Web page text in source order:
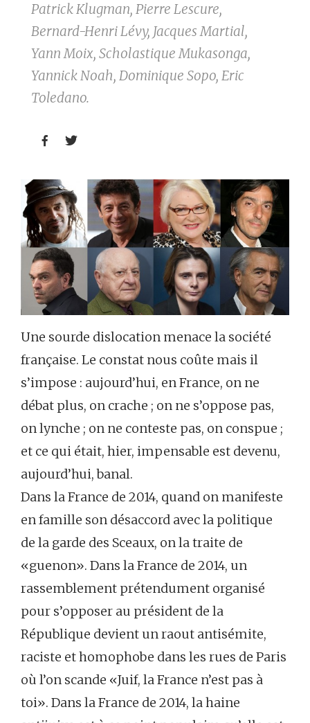
Patrick Klugman, Pierre Lescure,
Bernard-Henri Lévy, Jacques Martial,
Yann Moix, Scholastique Mukasonga,
Yannick Noah, Dominique Sopo, Eric
Toledano.
 
Une sourde dislocation menace la société
française. Le constat nous coûte mais il
s’impose : aujourd’hui, en France, on ne
débat plus, on crache ; on ne s’oppose pas,
on lynche ; on ne conteste pas, on conspue ;
et ce qui était, hier, impensable est devenu,
aujourd’hui, banal.
Dans la France de 2014, quand on manifeste
en famille son désaccord avec la politique
de la garde des Sceaux, on la traite de
«guenon». Dans la France de 2014, un
rassemblement prétendument organisé
pour s’opposer au président de la
République devient un raout antisémite,
raciste et homophobe dans les rues de Paris
où l’on scande «Juif, la France n’est pas à
toi». Dans la France de 2014, la haine